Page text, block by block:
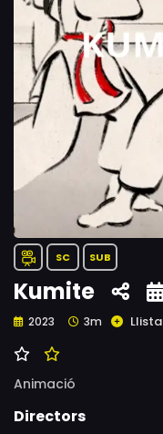
SC SUB
Kumite
2023 3m Llista
Animació
Directors